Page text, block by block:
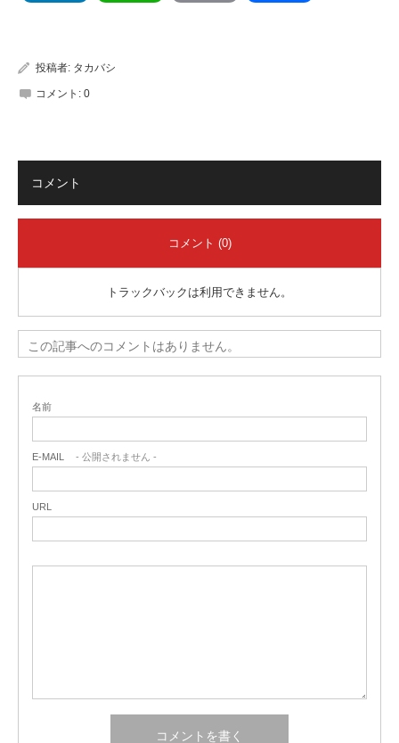
投稿者: タカバシ
コメント: 0
コメント
コメント (0)
トラックバックは利用できません。
この記事へのコメントはありません。
名前
E-MAIL - 公開されません -
URL